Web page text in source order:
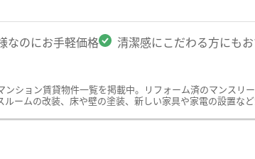
なのにお手軽価格 清潔感にこだわる方にも
ション賃貸物件一覧を掲載中。リフォーム済のマンスリ
ームの改装、床や壁の塗装、新しい家具や家電の設置な